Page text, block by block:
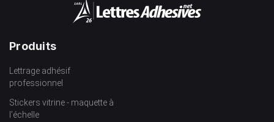
Produits
Lettrage adhésif
professionnel
Stickers vitrine - maquette à
l’échelle